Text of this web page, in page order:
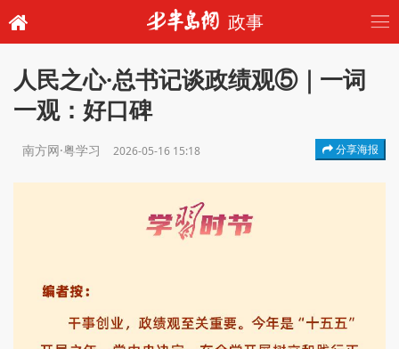
政事
人民之心·总书记谈政绩观⑤｜一词
一观：好口碑
南方网·粤学习 2026-05-16 15:18 分享海报